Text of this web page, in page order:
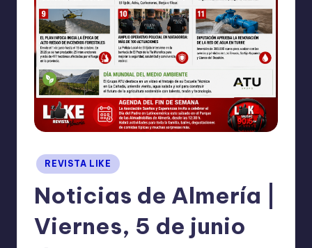
N
E
S
Publicado
en
REVISTA LIKE
Noticias de Almería |
Viernes, 5 de junio